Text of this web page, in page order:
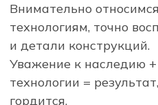
Внимательно
технологиям, точно
и детали конструкций.
Уважение к наследию
технологии =
гордится.